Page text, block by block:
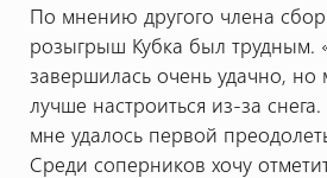
По мнению другого члена
розыгрыш Кубка был трудным.
завершилась очень удачно, но
лучше настроиться из-за
мне удалось первой
Среди соперников хочу